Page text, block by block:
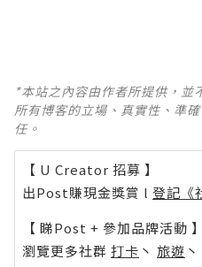
*本站之內容由作者所提供，並
所有博客的立場、真實性、準
任。
【 U Creator 招募 】
出Post賺現金獎賞 l 登記《
【 睇Post + 參加品牌活動 】
瀏覽更多社群 打卡 丶 旅遊 丶